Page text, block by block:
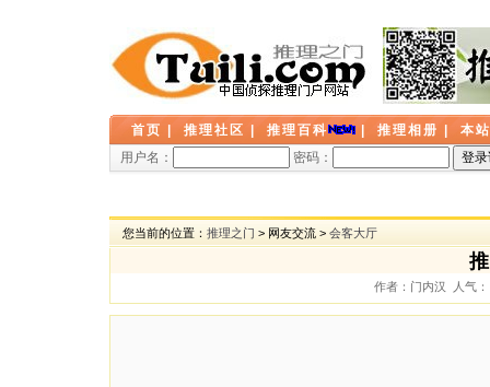
首页 推理社区 推理百科 推理相册
本
用户名：
密码：
您当前的位置： 推理之门 > 网友交流 > 会客大厅
作者：门内汉 人气